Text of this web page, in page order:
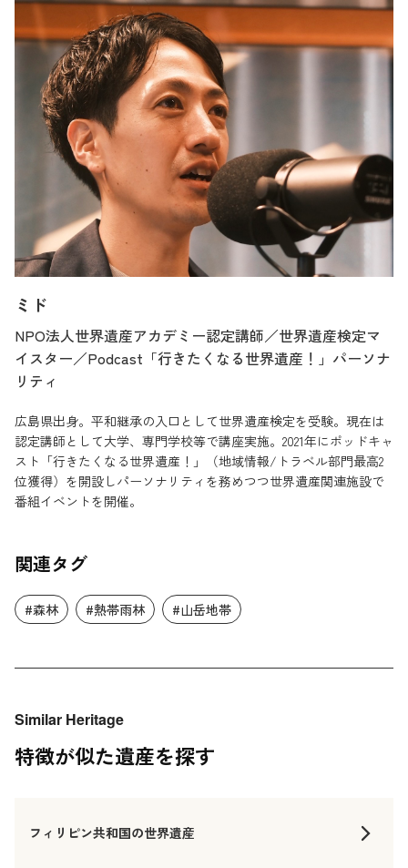
ミド
NPO法人世界遺産アカデミー認定講師／世界遺産検定マ
イスター／Podcast「行きたくなる世界遺産！」パーソナ
リティ
広島県出身。平和継承の入口として世界遺産検定を受験。現在は
認定講師として大学、専門学校等で講座実施。2021年にポッドキャ
スト「行きたくなる世界遺産！」（地域情報/トラベル部門最高2
位獲得）を開設しパーソナリティを務めつつ世界遺産関連施設で
番組イベントを開催。
関連タグ
#森林 #熱帯雨林 #山岳地帯
Similar Heritage
特徴が似た遺産を探す
フィリピン共和国の世界遺産